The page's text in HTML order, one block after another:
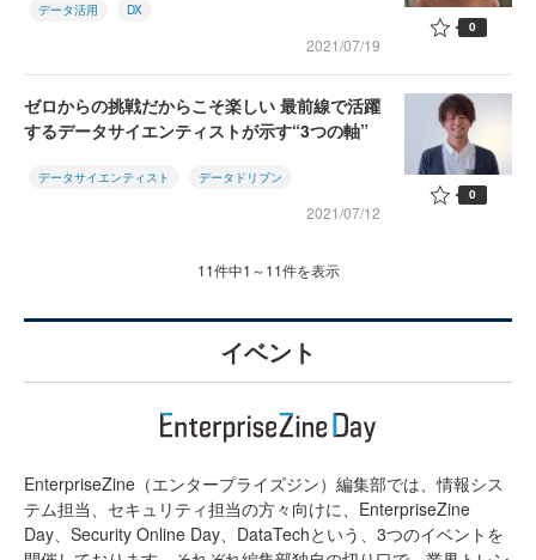
データ活用 DX
2021/07/19
0
ゼロからの挑戦だからこそ楽しい 最前線で活躍
するデータサイエンティストが示す“3つの軸”
データサイエンティスト データドリブン
2021/07/12
0
11件中1～11件を表示
イベント
EnterpriseZine（エンタープライズジン）編集部では、情報シス
テム担当、セキュリティ担当の方々向けに、EnterpriseZine
Day、Security Online Day、DataTechという、3つのイベントを